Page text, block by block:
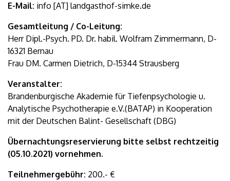
E-Mail: info [AT] landgasthof-simke.de
Gesamtleitung / Co-Leitung:
Herr Dipl.-Psych. PD. Dr. habil. Wolfram Zimmermann, D-
16321 Bernau
Frau DM. Carmen Dietrich, D-15344 Strausberg
Veranstalter:
Brandenburgische Akademie für Tiefenpsychologie u.
Analytische Psychotherapie e.V.(BATAP) in Kooperation
mit der Deutschen Balint- Gesellschaft (DBG)
Übernachtungsreservierung bitte selbst rechtzeitig
(05.10.2021) vornehmen.
Teilnehmergebühr: 200.- €